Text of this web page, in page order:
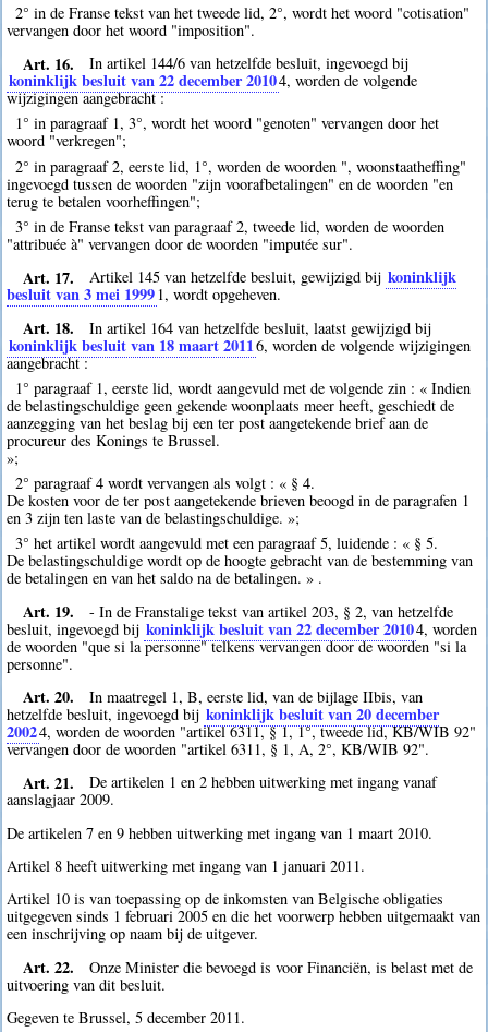
2° in de Franse tekst van het tweede lid, 2°, wordt het woord "cotisation"
vervangen door het woord "imposition".
Art. 16. In artikel 144/6 van hetzelfde besluit, ingevoegd bij
koninklijk besluit van 22 december 20104, worden de volgende
wijzigingen aangebracht :
1° in paragraaf 1, 3°, wordt het woord "genoten" vervangen door het
woord "verkregen";
2° in paragraaf 2, eerste lid, 1°, worden de woorden ", woonstaatheffing"
ingevoegd tussen de woorden "zijn voorafbetalingen" en de woorden "en
terug te betalen voorheffingen";
3° in de Franse tekst van paragraaf 2, tweede lid, worden de woorden
"attribuée à" vervangen door de woorden "imputée sur".
Art. 17. Artikel 145 van hetzelfde besluit, gewijzigd bij koninklijk
besluit van 3 mei 1999 1, wordt opgeheven.
Art. 18. In artikel 164 van hetzelfde besluit, laatst gewijzigd bij
koninklijk besluit van 18 maart 20116, worden de volgende wijzigingen
aangebracht :
1° paragraaf 1, eerste lid, wordt aangevuld met de volgende zin : « Indien
de belastingschuldige geen gekende woonplaats meer heeft, geschiedt de
aanzegging van het beslag bij een ter post aangetekende brief aan de
procureur des Konings te Brussel.
»;
2° paragraaf 4 wordt vervangen als volgt : « § 4.
De kosten voor de ter post aangetekende brieven beoogd in de paragrafen 1
en 3 zijn ten laste van de belastingschuldige. »;
3° het artikel wordt aangevuld met een paragraaf 5, luidende : « § 5.
De belastingschuldige wordt op de hoogte gebracht van de bestemming van
de betalingen en van het saldo na de betalingen. » .
Art. 19.
- In de Franstalige tekst van artikel 203, § 2, van hetzelfde
besluit, ingevoegd bij koninklijk besluit van 22 december 20104, worden
de woorden "que si la personne" telkens vervangen door de woorden "si la
personne".
Art. 20.
In maatregel 1, B, eerste lid, van de bijlage IIbis, van
hetzelfde besluit, ingevoegd bij koninklijk besluit van 20 december
20024, worden de woorden "artikel 6311, § 1, 1°, tweede lid, KB/WIB 92"
vervangen door de woorden "artikel 6311, § 1, A, 2°, KB/WIB 92".
Art. 21.
De artikelen 1 en 2 hebben uitwerking met ingang vanaf
aanslagjaar 2009.
De artikelen 7 en 9 hebben uitwerking met ingang van 1 maart 2010.
Artikel 8 heeft uitwerking met ingang van 1 januari 2011.
Artikel 10 is van toepassing op de inkomsten van Belgische obligaties
uitgegeven sinds 1 februari 2005 en die het voorwerp hebben uitgemaakt van
een inschrijving op naam bij de uitgever.
Art. 22.
Onze Minister die bevoegd is voor Financiën, is belast met de
uitvoering van dit besluit.
Gegeven te Brussel, 5 december 2011.